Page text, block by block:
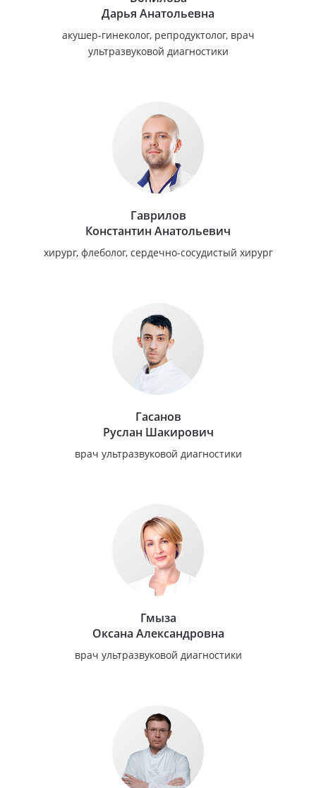
Дарья Анатольевна
акушер-гинеколог, репродуктолог, врач
ультразвуковой диагностики
Гаврилов
Константин Анатольевич
хирург, флеболог, сердечно-сосудистый хирург
Гасанов
Руслан Шакирович
врач ультразвуковой диагностики
Гмыза
Оксана Александровна
врач ультразвуковой диагностики